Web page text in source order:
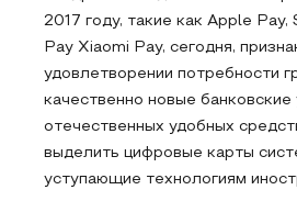
2017 году, такие как Apple Pay,
Pay Xiaomi Pay, сегодня,
удовлетворении потребности
качественно новые банковские
отечественных удобных
выделить цифровые карты
уступающие технологиям